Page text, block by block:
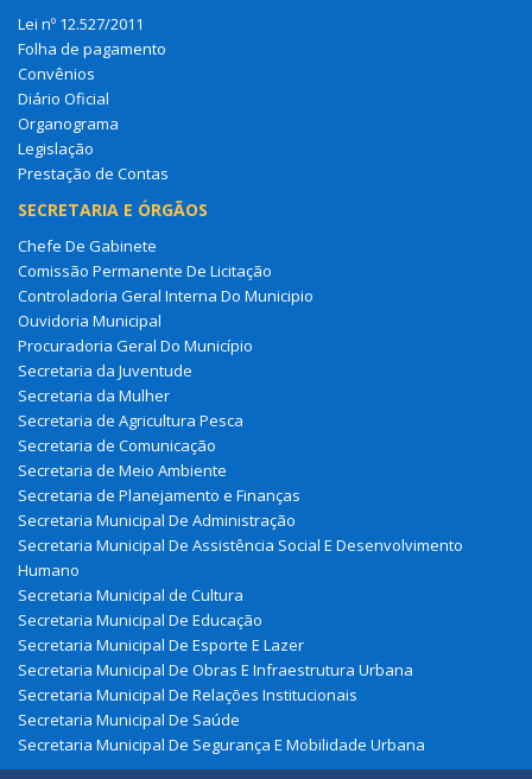
Lei nº 12.527/2011
Folha de pagamento
Convênios
Diário Oficial
Organograma
Legislação
Prestação de Contas
SECRETARIA E ÓRGÃOS
Chefe De Gabinete
Comissão Permanente De Licitação
Controladoria Geral Interna Do Municipio
Ouvidoria Municipal
Procuradoria Geral Do Município
Secretaria da Juventude
Secretaria da Mulher
Secretaria de Agricultura Pesca
Secretaria de Comunicação
Secretaria de Meio Ambiente
Secretaria de Planejamento e Finanças
Secretaria Municipal De Administração
Secretaria Municipal De Assistência Social E Desenvolvimento
Humano
Secretaria Municipal de Cultura
Secretaria Municipal De Educação
Secretaria Municipal De Esporte E Lazer
Secretaria Municipal De Obras E Infraestrutura Urbana
Secretaria Municipal De Relações Institucionais
Secretaria Municipal De Saúde
Secretaria Municipal De Segurança E Mobilidade Urbana